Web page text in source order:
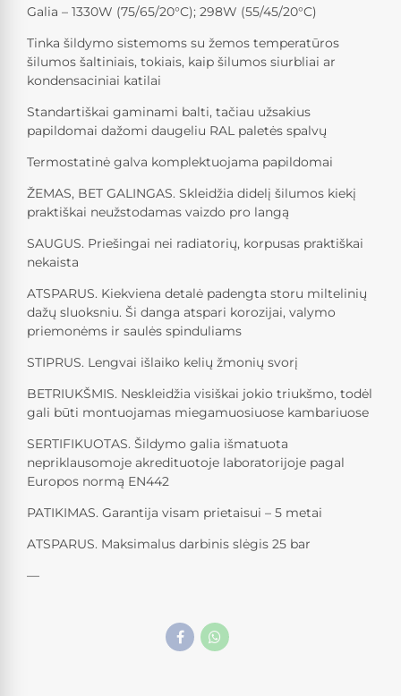
Galia – 1330W (75/65/20°C); 298W (55/45/20°C)
Tinka šildymo sistemoms su žemos temperatūros
šilumos šaltiniais, tokiais, kaip šilumos siurbliai ar
kondensaciniai katilai
Standartiškai gaminami balti, tačiau užsakius
papildomai dažomi daugeliu RAL paletės spalvų
Termostatinė galva komplektuojama papildomai
ŽEMAS, BET GALINGAS. Skleidžia didelį šilumos kiekį
praktiškai neužstodamas vaizdo pro langą
SAUGUS. Priešingai nei radiatorių, korpusas praktiškai
nekaista
ATSPARUS. Kiekviena detalė padengta storu miltelinių
dažų sluoksniu. Ši danga atspari korozijai, valymo
priemonėms ir saulės spinduliams
STIPRUS. Lengvai išlaiko kelių žmonių svorį
BETRIUKŠMIS. Neskleidžia visiškai jokio triukšmo, todėl
gali būti montuojamas miegamuosiuose kambariuose
SERTIFIKUOTAS. Šildymo galia išmatuota
nepriklausomoje akredituotoje laboratorijoje pagal
Europos normą EN442
PATIKIMAS. Garantija visam prietaisui – 5 metai
ATSPARUS. Maksimalus darbinis slėgis 25 bar
—